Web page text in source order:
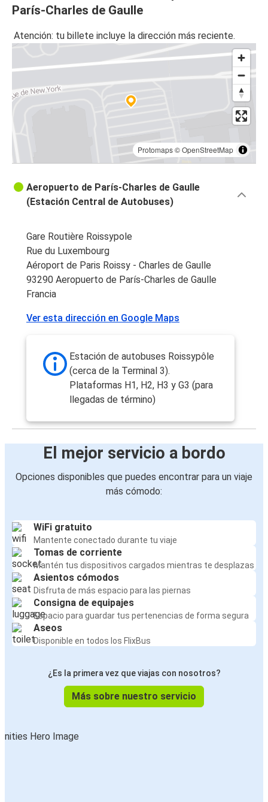
Aeropuerto de París-Charles de Gaulle
Aeropuerto de París-Charles de Gaulle
Ámsterdam
Rennes
Aeropuerto de París-Charles de Gaulle
Reims
Tours
Aeropuerto de París-Charles de Gaulle
Lyon
Aeropuerto de París-Charles de Gaulle
Lyon
Aeropuerto de París-Charles de Gaulle
Nantes
Aeropuerto de París-Charles de Gaulle
Tours
Aeropuerto de París-Charles de Gaulle
Aeropuerto de París-Charles de Gaulle
Aeropuerto de París-Charles de Gaulle
París-Charles de Gaulle
Atención: tu billete incluye la dirección más reciente.
Protomaps©OpenStreetMap
Aeropuerto de París-Charles de Gaulle
(Estación Central de Autobuses)
Gare Routière Roissypole
Rue du Luxembourg
Aéroport de Paris Roissy - Charles de Gaulle
93290 Aeropuerto de París-Charles de Gaulle
Francia
Ver esta dirección en Google Maps
Estación de autobuses Roissypôle
(cerca de la Terminal 3).
Plataformas H1, H2, H3 y G3 (para
llegadas de término)
El mejor servicio a bordo
Opciones disponibles que puedes encontrar para un viaje
más cómodo:
WiFi gratuito
Mantente conectado durante tu viaje
Tomas de corriente
Mantén tus dispositivos cargados mientras te desplazas
Asientos cómodos
Disfruta de más espacio para las piernas
Consigna de equipajes
Espacio para guardar tus pertenencias de forma segura
Aseos
Disponible en todos los FlixBus
¿Es la primera vez que viajas con nosotros?
Más sobre nuestro servicio